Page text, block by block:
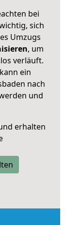
bei
sich
Umzugs
, um
verläuft.
ein
nach
und
erhalten